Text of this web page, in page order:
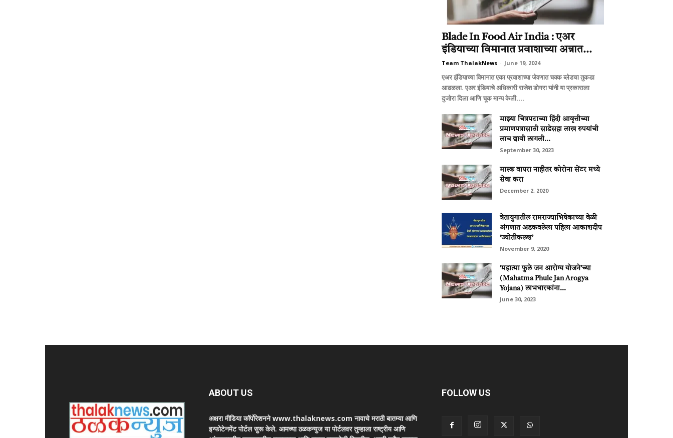
Blade In Food Air India : एअर
इंडियाच्या विमानात प्रवाशाच्या अन्नात...
Team ThalakNews - June 19, 2024
एअर इंडियाच्या विमानात एका प्रवाशाच्या जेवणात चक्क ब्लेडचा तुकडा
आढळला. एअर इंडियाचे अधिकारी राजेश डोगरा यांनी या प्रकाराला
दुजोरा दिला आणि चूक मान्य केली....
माझ्या चित्रपटाच्या हिंदी आवृत्तीच्या
प्रमाणपत्रासाठी साडेसहा लाख रुपयांची
लाच द्यावी लागली...
September 30, 2023
मास्क वापरा नाहीतर कोरोना सेंटर मध्ये
सेवा करा
December 2, 2020
त्रेतायुगातील रामराज्याभिषेकाच्या वेळी
अंगणात अडकवलेला पहिला आकाशदीप
‘ज्योतीकलश’
November 9, 2020
‘महात्‍मा फुले जन आरोग्‍य योजने’च्‍या
(Mahatma Phule Jan Arogya
Yojana) लाभधारकांना...
June 30, 2023
ABOUT US
अक्षरा मीडिया कॉर्पोरेशनने www.thalaknews.com नावाचे मराठी बातम्या आणि
इन्फोटेनमेंट पोर्टल सुरू केले. आमच्या ठळकन्युज या पोर्टलवर तुम्हाला राष्ट्रीय आणि
FOLLOW US